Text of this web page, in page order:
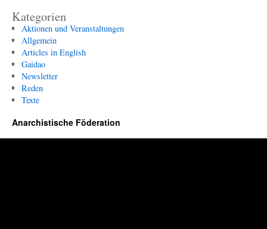
Kategorien
Aktionen und Veranstaltungen
Allgemein
Articles in English
Gaidao
Newsletter
Reden
Texte
Anarchistische Föderation